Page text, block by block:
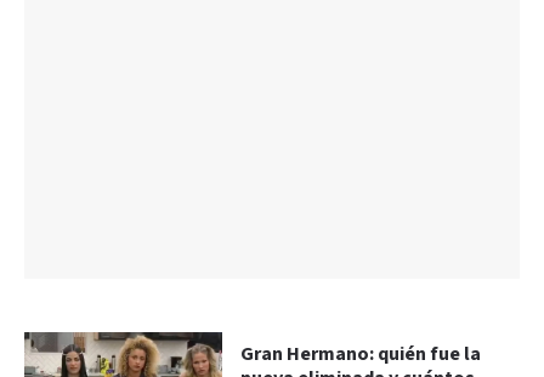
Gran Hermano: quién fue la